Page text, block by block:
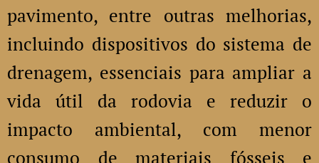
pavimento, entre outras melhorias,
incluindo dispositivos do sistema de
drenagem, essenciais para ampliar a
vida útil da rodovia e reduzir o
impacto ambiental, com menor
consumo de materiais fósseis e